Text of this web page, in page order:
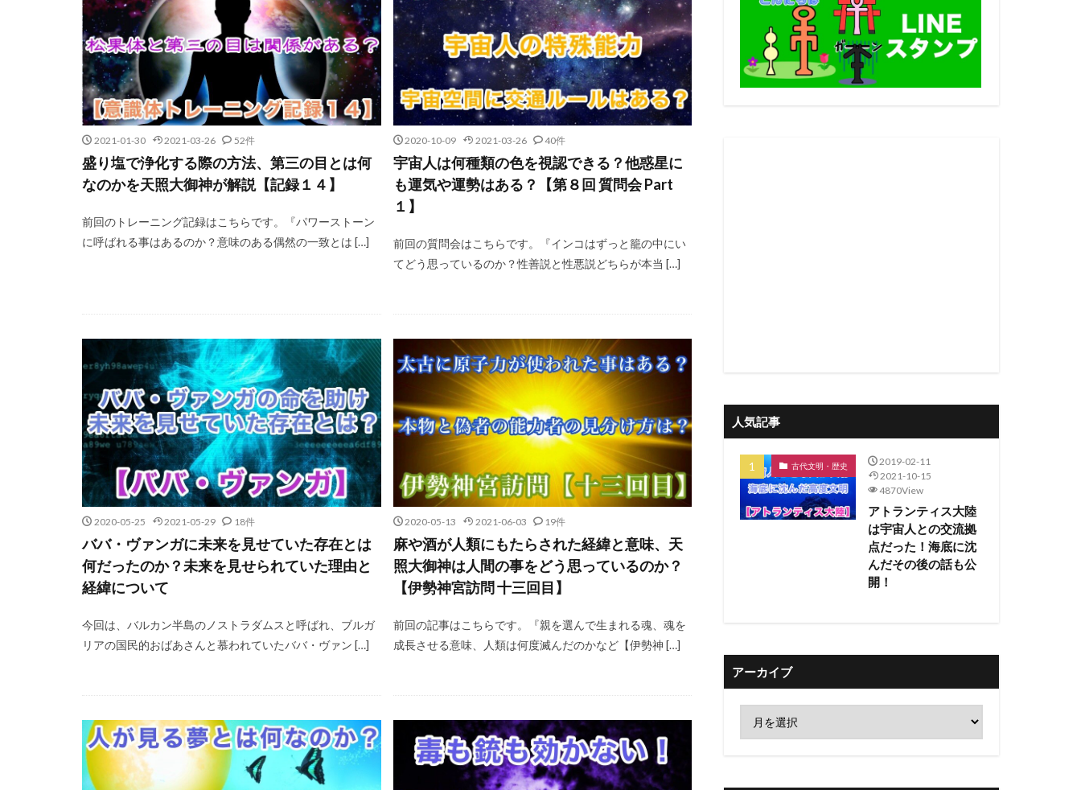
2021-01-30 2021-03-26 52件
盛り塩で浄化する際の方法、第三の目とは何
なのかを天照大御神が解説【記録１４】
前回のトレーニング記録はこちらです。『パワーストーン
に呼ばれる事はあるのか？意味のある偶然の一致とは […]
2020-10-09 2021-03-26 40件
宇宙人は何種類の色を視認できる？他惑星に
も運気や運勢はある？【第８回 質問会 Part
１】
前回の質問会はこちらです。『インコはずっと籠の中にい
てどう思っているのか？性善説と性悪説どちらが本当 […]
2020-05-25 2021-05-29 18件
ババ・ヴァンガに未来を見せていた存在とは
何だったのか？未来を見せられていた理由と
経緯について
今回は、バルカン半島のノストラダムスと呼ばれ、ブルガ
リアの国民的おばあさんと慕われていたババ・ヴァン […]
2020-05-13 2021-06-03 19件
麻や酒が人類にもたらされた経緯と意味、天
照大御神は人間の事をどう思っているのか？
【伊勢神宮訪問 十三回目】
前回の記事はこちらです。『親を選んで生まれる魂、魂を
成長させる意味、人類は何度滅んだのかなど【伊勢神 […]
人気記事
古代文明・歴史
2019-02-11
2021-10-15
4870View
アトランティス大陸
は宇宙人との交流拠
点だった！海底に沈
んだその後の話も公
開！
アーカイブ